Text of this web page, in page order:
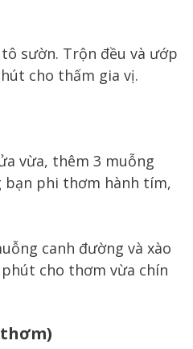
sườn. Trộn đều và ướp
cho thấm gia vị.
vừa, thêm 3 muỗng
bạn phi thơm hành tím,
canh đường và xào
cho thơm vừa chín